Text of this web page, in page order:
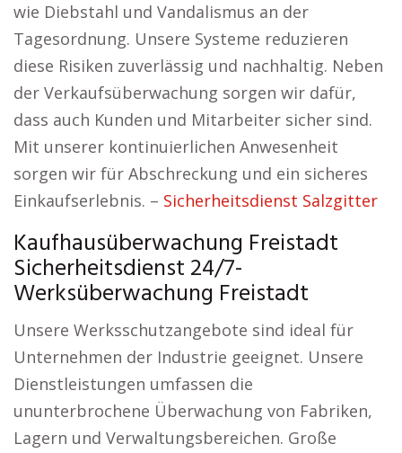
wie Diebstahl und Vandalismus an der
Tagesordnung. Unsere Systeme reduzieren
diese Risiken zuverlässig und nachhaltig. Neben
der Verkaufsüberwachung sorgen wir dafür,
dass auch Kunden und Mitarbeiter sicher sind.
Mit unserer kontinuierlichen Anwesenheit
sorgen wir für Abschreckung und ein sicheres
Einkaufserlebnis. – Sicherheitsdienst Salzgitter
Kaufhausüberwachung Freistadt
Sicherheitsdienst 24/7-
Werksüberwachung Freistadt
Unsere Werksschutzangebote sind ideal für
Unternehmen der Industrie geeignet. Unsere
Dienstleistungen umfassen die
ununterbrochene Überwachung von Fabriken,
Lagern und Verwaltungsbereichen. Große